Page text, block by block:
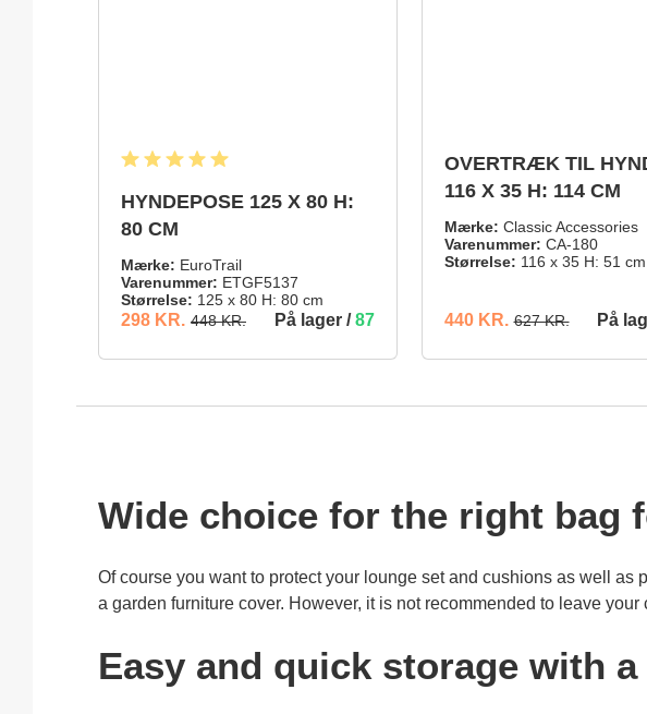
Gennemsnitlig bedømmelse på 5 ud af 5 stjerner
HYNDEPOSE 125 X 80 H:
80 CM
Mærke: EuroTrail
Varenummer: ETGF5137
Størrelse: 125 x 80 H: 80 cm
298 KR. 448 KR.(33.48% BESPARET)
På lager /87
OVERTRÆK TIL
116 X 35 H: 114 CM
Mærke: Classic Accessories
Varenummer: CA-180
Størrelse: 116 x 35 H: 51 cm
440 KR. 627 KR.(29.82%
På
Wide choice for the right bag
Of course you want to protect your lounge set and cushions as well
a garden furniture cover. However, it is not recommended to leave
Easy and quick storage with